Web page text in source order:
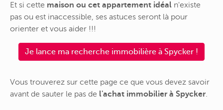
Et si cette maison ou cet appartement idéal n'existe
pas ou est inaccessible, ses astuces seront là pour
orienter et vous aider !!!
Je lance ma recherche immobilière à Spycker !
Vous trouverez sur cette page ce que vous devez savoir
avant de sauter le pas de l'achat immobilier à Spycker.